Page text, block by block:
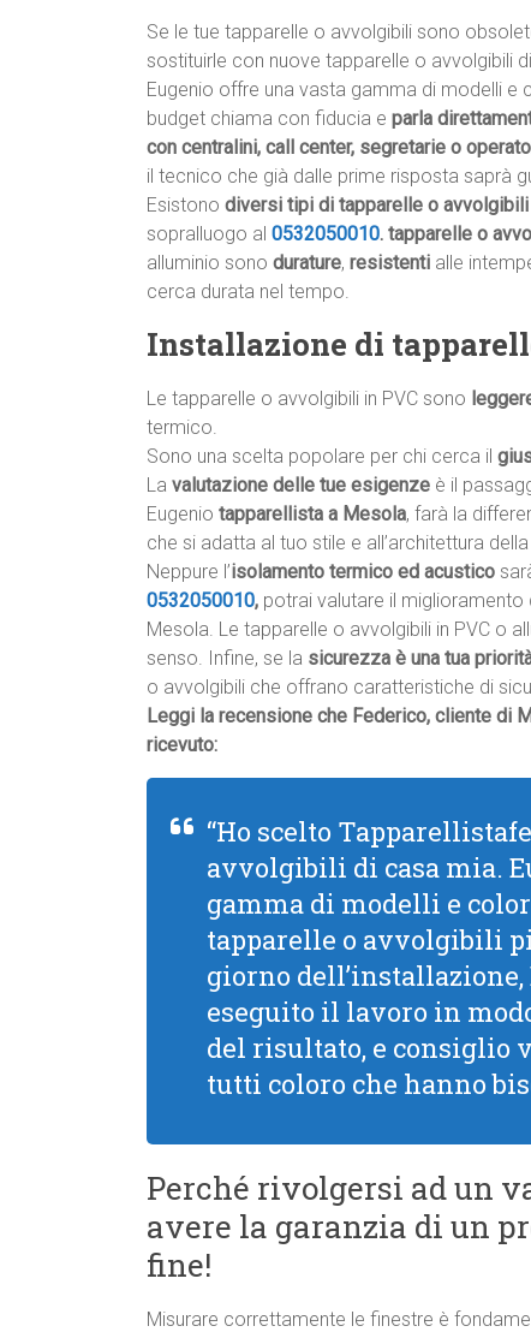
Se le tue tapparelle o avvolgibili sono
sostituirle con nuove tapparelle o avvolgibili
Eugenio offre una vasta gamma di modelli e
budget chiama con fiducia e parla
con centralini, call center, segretarie o
il tecnico che già dalle prime risposta saprà
Esistono diversi tipi di tapparelle o avvolgibili
sopralluogo al 0532050010. tapparelle o
alluminio sono durature, resistenti alle
cerca durata nel tempo.
Installazione di
Le tapparelle o avvolgibili in PVC sono
termico.
Sono una scelta popolare per chi cerca il
La valutazione delle tue esigenze è il
Eugenio tapparellista a Mesola, farà la
che si adatta al tuo stile e all’architettura
Neppure l’isolamento termico ed acustico
0532050010, potrai valutare il
Mesola. Le tapparelle o avvolgibili in PVC o
senso. Infine, se la sicurezza è una tua
o avvolgibili che offrano caratteristiche di
Leggi la recensione che Federico, cliente di
ricevuto:
“Ho scelto
avvolgibili di casa mia.
gamma di modelli e
tapparelle o avvolgibili
giorno
eseguito il lavoro in
del risultato, e consiglio
tutti coloro che hanno
Perché rivolgersi ad un
avere la garanzia di un
fine!
Misurare correttamente le finestre è